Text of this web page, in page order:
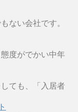
ない会社です。
度がでかい中年
ても、「入居者